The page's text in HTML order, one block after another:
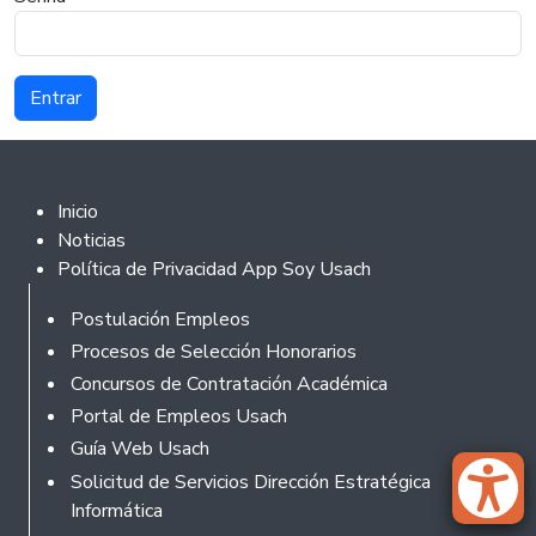
Footer 2
Inicio
Noticias
Política de Privacidad App Soy Usach
Rodapé
Postulación Empleos
Procesos de Selección Honorarios
Concursos de Contratación Académica
Portal de Empleos Usach
Guía Web Usach
Solicitud de Servicios Dirección Estratégica
Informática